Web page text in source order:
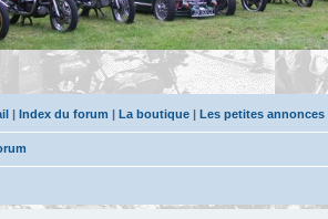
| Index du forum | La boutique | Les petites